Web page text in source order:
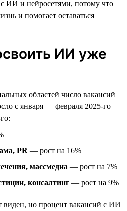
ИИ и нейросетями, потому что
и помогает оставаться
ИИ уже
областей число вакансий
с января — февраля 2025-го
PR — рост на 16%
массмедиа — рост на 7%
консалтинг — рост на 9%
виден, но процент вакансий с ИИ